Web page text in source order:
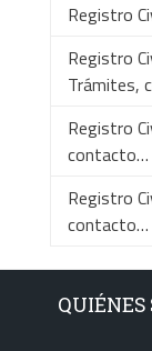
Registro
Registro
Trámites,
Registro
contacto…
Registro
contacto…
QUIÉNES